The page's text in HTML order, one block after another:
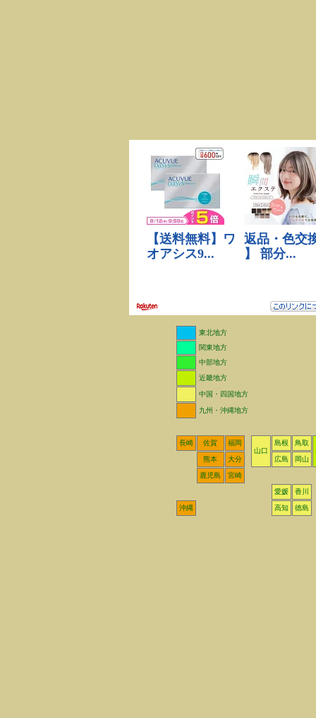
東北地方
関東地方
中部地方
近畿地方
中国・四国地方
九州・沖縄地方
長崎 佐賀
福岡
山口
島根
鳥取
熊本
大分 広島 岡山
鹿児島 宮崎
愛媛 香川
沖縄 高知 徳島